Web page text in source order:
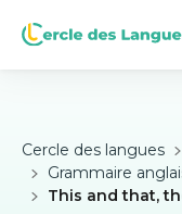
Cercle des langues
Grammaire
This and that,